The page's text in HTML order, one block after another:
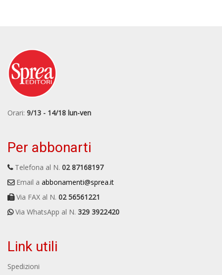
Orari: 9/13 - 14/18 lun-ven
Per abbonarti
Telefona al N. 02 87168197
Email a abbonamenti@sprea.it
Via FAX al N. 02 56561221
Via WhatsApp al N. 329 3922420
Link utili
Spedizioni